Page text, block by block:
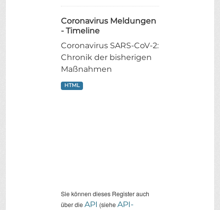
Coronavirus Meldungen
- Timeline
Coronavirus SARS-CoV-2:
Chronik der bisherigen
Maßnahmen
HTML
Sie können dieses Register auch
über dieAPI (sieheAPI-